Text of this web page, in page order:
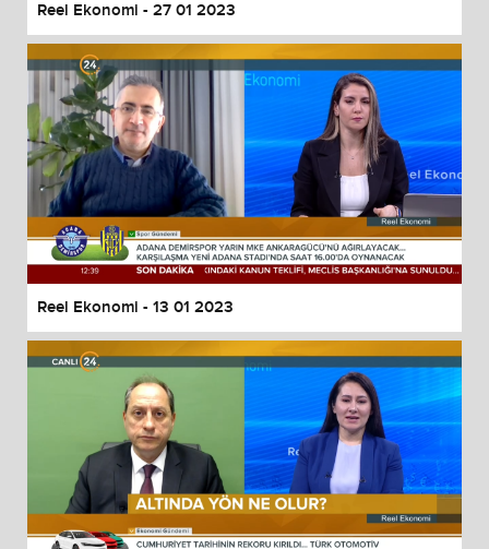
Reel Ekonomi - 27 01 2023
Reel Ekonomi - 13 01 2023